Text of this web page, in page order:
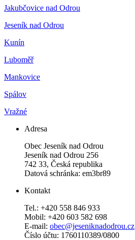
Jakubčovice nad Odrou
Jeseník nad Odrou
Kunín
Luboměř
Mankovice
Spálov
Vražné
Adresa
Obec Jeseník nad Odrou
Jeseník nad Odrou 256
742 33, Česká republika
Datová schránka: em3br89
Kontakt
Tel.: +420 558 846 933
Mobil: +420 603 582 698
E-mail: obec@jeseniknadodrou.cz
Číslo účtu: 1760110389/0800